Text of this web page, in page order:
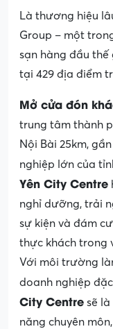
Là thương hiệu
Group – một
sạn hàng đầu
tại 429 địa điểm
Mở cửa đón
trung tâm thành
Nội Bài 25km,
nghiệp lớn của
Yên City Centre
nghỉ dưỡng, trải
sự kiện và đám
thực khách trong
Với môi trường
doanh nghiệp
City Centre sẽ
năng chuyên